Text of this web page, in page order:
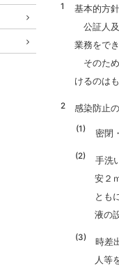
基本的方針
公証人及
業務をで
そのため
けるのは
感染防止
密閉・密
手洗い、
安２
とも
液の
時差出勤
人等